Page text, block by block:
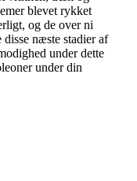
blevet rykket
og de over ni
næste stadier af
under dette
under din